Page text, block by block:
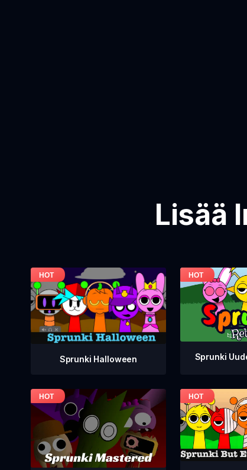
Lisää
Sprunki Halloween Sprunki